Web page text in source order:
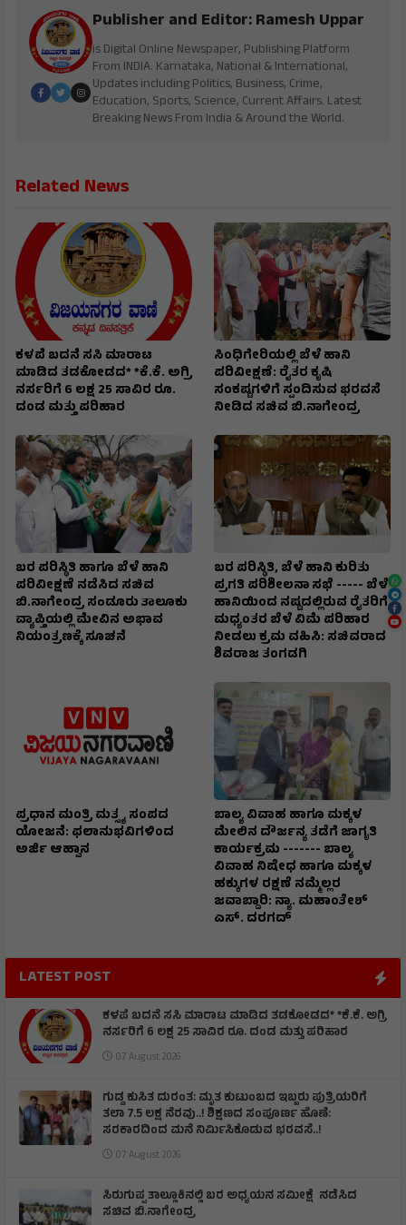
Publisher and Editor: Ramesh Uppar
is Digital Online Newspaper, Publishing Platform
From INDIA. Karnataka, National & International,
Updates including Politics, Business, Crime,
Education, Sports, Science, Current Affairs. Latest
Breaking News From India & Around the World.
Related News
ಕಳಪೆ ಬದನೆ ಸಸಿ ಮಾರಾಟ
ಮಾಡಿದ ತಡಕೋಡದ* *ಕೆ.ಕೆ. ಅಗ್ರಿ
ನರ್ಸರಿಗೆ 6 ಲಕ್ಷ 25 ಸಾವಿರ ರೂ.
ದಂಡ ಮತ್ತು ಪರಿಹಾರ
ಸಿಂಧಿಗೇರಿಯಲ್ಲಿ ಬೆಳೆ ಹಾನಿ
ಪರಿವೀಕ್ಷಣೆ: ರೈತರ ಕೃಷಿ
ಸಂಕಷ್ಟಗಳಿಗೆ ಸ್ಪಂದಿಸುವ ಭರವಸೆ
ನೀಡಿದ ಸಚಿವ ಬಿ.ನಾಗೇಂದ್ರ
ಬರ ಪರಿಸ್ಥಿತಿ ಹಾಗೂ ಬೆಳೆ ಹಾನಿ
ಪರಿವೀಕ್ಷಣೆ ನಡೆಸಿದ ಸಚಿವ
ಬಿ.ನಾಗೇಂದ್ರ ಸoಡೂರು ತಾಲೂಕು
ವ್ಯಾಪ್ತಿಯಲ್ಲಿ ಮೇವಿನ ಅಭಾವ
ನಿಯಂತ್ರಣಕ್ಕೆ ಸೂಚನೆ
ಬರ ಪರಿಸ್ಥಿತಿ, ಬೆಳೆ ಹಾನಿ ಕುರಿತು
ಪ್ರಗತಿ ಪರಿಶೀಲನಾ ಸಭೆ ----- ಬೆಳೆ
ಹಾನಿಯಿಂದ ನಷ್ಟದಲ್ಲಿರುವ ರೈತರಿಗೆ
ಮಧ್ಯಂತರ ಬೆಳೆ ವಿಮೆ ಪರಿಹಾರ
ನೀಡಲು ಕ್ರಮ ವಹಿಸಿ: ಸಚಿವರಾದ
ಶಿವರಾಜ ತಂಗಡಗಿ
ಪ್ರಧಾನ ಮಂತ್ರಿ ಮತ್ಸ್ಯ ಸಂಪದ
ಯೋಜನೆ: ಫಲಾನುಭವಿಗಳಿಂದ
ಅರ್ಜಿ ಆಹ್ವಾನ
ಬಾಲ್ಯ ವಿವಾಹ ಹಾಗೂ ಮಕ್ಕಳ
ಮೇಲಿನ ದೌರ್ಜನ್ಯ ತಡೆಗೆ ಜಾಗೃತಿ
ಕಾರ್ಯಕ್ರಮ ------- ಬಾಲ್ಯ
ವಿವಾಹ ನಿಷೇಧ ಹಾಗೂ ಮಕ್ಕಳ
ಹಕ್ಕುಗಳ ರಕ್ಷಣೆ ನಮ್ಮೆಲ್ಲರ
ಜವಾಬ್ದಾರಿ: ನ್ಯಾ. ಮಹಾಂತೇಶ್
ಎಸ್. ದರಗದ್
LATEST POST
ಕಳಪೆ ಬದನೆ ಸಸಿ ಮಾರಾಟ ಮಾಡಿದ ತಡಕೋಡದ* *ಕೆ.ಕೆ. ಅಗ್ರಿ
ನರ್ಸರಿಗೆ 6 ಲಕ್ಷ 25 ಸಾವಿರ ರೂ. ದಂಡ ಮತ್ತು ಪರಿಹಾರ
07 August 2026
ಗುಡ್ಡ ಕುಸಿತ ದುರಂತ: ಮೃತ ಕುಟುಂಬದ ಇಬ್ಬರು ಪುತ್ರಿಯರಿಗೆ
ತಲಾ 7.5 ಲಕ್ಷ ನೆರವು..! ಶಿಕ್ಷಣದ ಸಂಪೂರ್ಣ ಹೊಣೆ:
ಸರಕಾರದಿಂದ ಮನೆ ನಿರ್ಮಿಸಿಕೊಡುವ ಭರವಸೆ..!
07 August 2026
ಸಿರುಗುಪ್ಪ ತಾಲ್ಲೂಕಿನಲ್ಲಿ ಬರ ಅಧ್ಯಯನ ಸಮೀಕ್ಷೆ ನಡೆಸಿದ
ಸಚಿವ ಬಿ.ನಾಗೇಂದ್ರ